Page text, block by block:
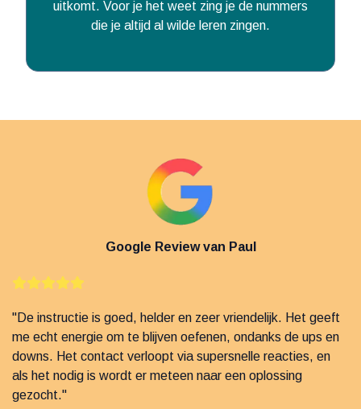
uitkomt. Voor je het weet zing je de nummers
die je altijd al wilde leren zingen.
Google Review van Paul
"De instructie is goed, helder en zeer vriendelijk. Het geeft
me echt energie om te blijven oefenen, ondanks de ups en
downs. Het contact verloopt via supersnelle reacties, en
als het nodig is wordt er meteen naar een oplossing
gezocht."